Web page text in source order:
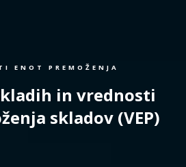
ENOT PREMOŽENJA
in vrednosti
skladov (VEP)